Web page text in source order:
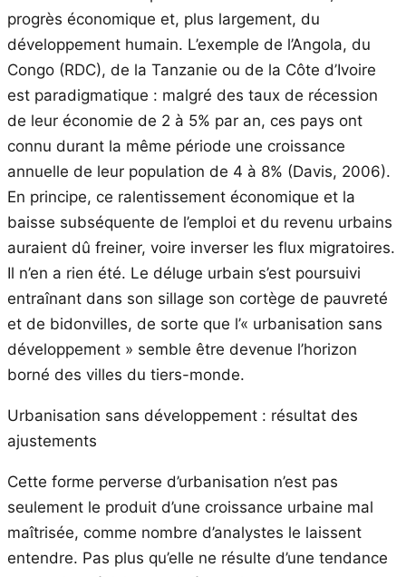
progrès économique et, plus largement, du
développement humain. L’exemple de l’Angola, du
Congo (RDC), de la Tanzanie ou de la Côte d’Ivoire
est paradigmatique : malgré des taux de récession
de leur économie de 2 à 5% par an, ces pays ont
connu durant la même période une croissance
annuelle de leur population de 4 à 8% (Davis, 2006).
En principe, ce ralentissement économique et la
baisse subséquente de l’emploi et du revenu urbains
auraient dû freiner, voire inverser les flux migratoires.
Il n’en a rien été. Le déluge urbain s’est poursuivi
entraînant dans son sillage son cortège de pauvreté
et de bidonvilles, de sorte que l’« urbanisation sans
développement » semble être devenue l’horizon
borné des villes du tiers-monde.
Urbanisation sans développement : résultat des
ajustements
Cette forme perverse d’urbanisation n’est pas
seulement le produit d’une croissance urbaine mal
maîtrisée, comme nombre d’analystes le laissent
entendre. Pas plus qu’elle ne résulte d’une tendance